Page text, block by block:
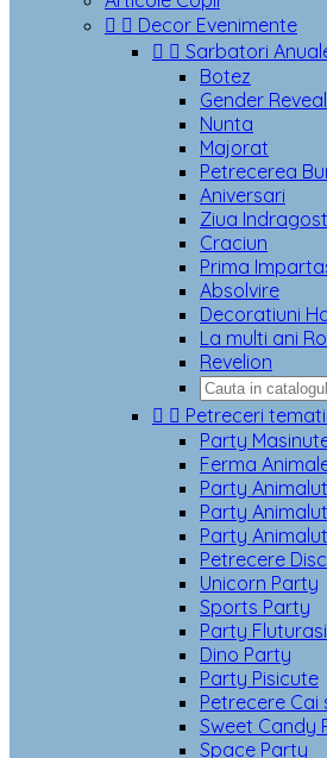
  Decor Evenimente
  Sarbatori
Botez
Gender Reveal
Nunta
Majorat
Petrecerea
Aniversari
Ziua
Craciun
Prima
Absolvire
Decoratiuni
La multi ani
Revelion
  Petreceri
Party
Ferma
Party
Party
Party
Petrecere
Unicorn Party
Sports Party
Party
Dino Party
Party Pisicute
Petrecere Cai
Sweet Candy
Space Party